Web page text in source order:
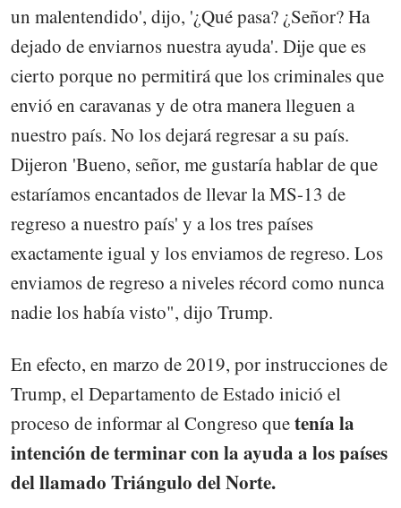
un malentendido', dijo, '¿Qué pasa? ¿Señor? Ha
dejado de enviarnos nuestra ayuda'. Dije que es
cierto porque no permitirá que los criminales que
envió en caravanas y de otra manera lleguen a
nuestro país. No los dejará regresar a su país.
Dijeron 'Bueno, señor, me gustaría hablar de que
estaríamos encantados de llevar la MS-13 de
regreso a nuestro país' y a los tres países
exactamente igual y los enviamos de regreso. Los
enviamos de regreso a niveles récord como nunca
nadie los había visto", dijo Trump.
En efecto, en marzo de 2019, por instrucciones de
Trump, el Departamento de Estado inició el
proceso de informar al Congreso quetenía la
intención de terminar con la ayuda a los países
del llamado Triángulo del Norte.